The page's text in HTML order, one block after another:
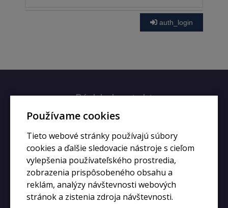
auth_login
Rýchly kontakt
info@kupiphone.cz
Používame cookies
Tieto webové stránky používajú súbory
cookies a ďalšie sledovacie nástroje s cieľom
vylepšenia používateľského prostredia,
zobrazenia prispôsobeného obsahu a
reklám, analýzy návštevnosti webových
stránok a zistenia zdroja návštevnosti.